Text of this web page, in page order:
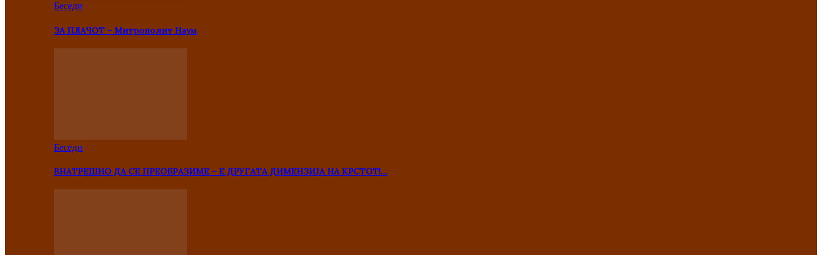
Беседи
ЗА ПЛАЧОТ – Митрополит Наум
Беседи
ВНАТРЕШНО ДА СЕ ПРЕОБРАЗИМЕ – Е ДРУГАТА ДИМЕНЗИЈА НА КРСТОТ!…